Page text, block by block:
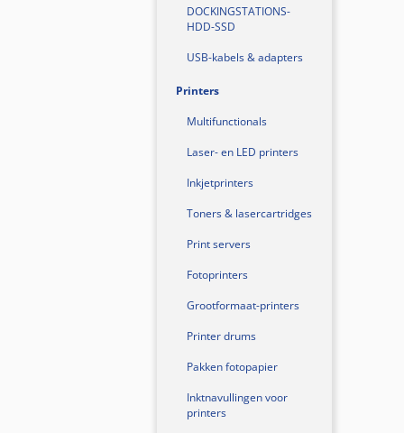
DOCKINGSTATIONS-
HDD-SSD
USB-kabels & adapters
Printers
Multifunctionals
Laser- en LED printers
Inkjetprinters
Toners & lasercartridges
Print servers
Fotoprinters
Grootformaat-printers
Printer drums
Pakken fotopapier
Inktnavullingen voor
printers